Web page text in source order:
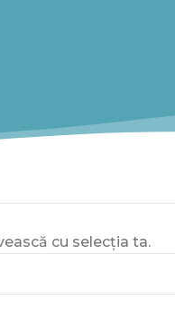
cu selecția ta.